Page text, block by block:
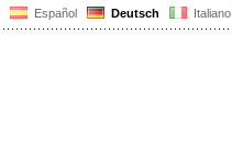
Español Deutsch Italiano